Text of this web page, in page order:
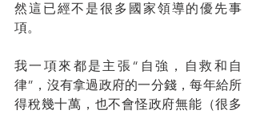
然這已經不是很多國家領導的優先事
項。
我一項來都是主張“自強，自救和自
律”，沒有拿過政府的一分錢，每年給所
得稅幾十萬，也不會怪政府無能（很多